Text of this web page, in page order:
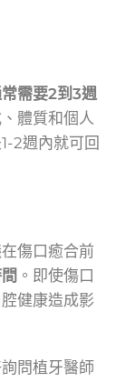
需要2到3週
體質和個人
2週內就可回
傷口癒合前
。即使傷口
健康造成影
問植牙醫師